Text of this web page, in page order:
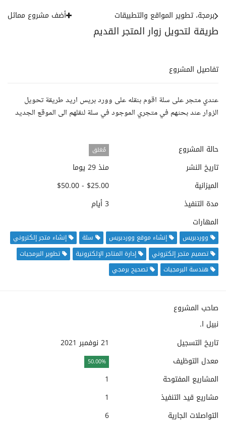
طريقة لتحويل زوار المتجر القديم
برمجة، تطوير المواقع والتطبيقات أضف مشروع مماثل
تفاصيل المشروع
عندي متجر على سلة اقوم بنقله على وورد بريس اريد طريقة تحويل
الزوار عند بحثهم في متجري الموجود في سلة لنقلهم الى الموقع الجديد
حالة المشروع مُغلق
تاريخ النشر
منذ 29 يوما
الميزانية
$25.00 - $50.00
مدة التنفيذ
3 أيام
المهارات
ووردبريس إنشاء موقع ووردبريس سلة
إنشاء متجر إلكتروني
تصميم متجر إلكتروني
إدارة المتاجر الإلكترونية
تطوير البرمجيات
هندسة البرمجيات
تصحيح برمجي
صاحب المشروع
نبيل ا.
تاريخ التسجيل
21 نوفمبر 2021
معدل التوظيف
50.00%
المشاريع المفتوحة
1
مشاريع قيد التنفيذ
1
التواصلات الجارية
6